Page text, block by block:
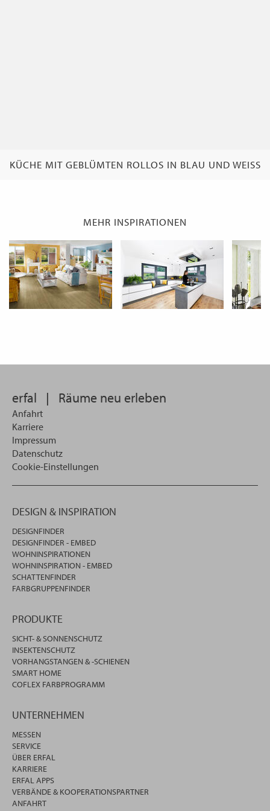
KÜCHE MIT GEBLÜMTEN ROLLOS IN BLAU UND WEISS
MEHR INSPIRATIONEN
erfal | Räume neu erleben
Anfahrt
Karriere
Impressum
Datenschutz
Cookie-Einstellungen
DESIGN & INSPIRATION
DESIGNFINDER
DESIGNFINDER - EMBED
WOHNINSPIRATIONEN
WOHNINSPIRATION - EMBED
SCHATTENFINDER
FARBGRUPPENFINDER
PRODUKTE
SICHT- & SONNENSCHUTZ
INSEKTENSCHUTZ
VORHANGSTANGEN & -SCHIENEN
SMART HOME
COFLEX FARBPROGRAMM
UNTERNEHMEN
MESSEN
SERVICE
ÜBER ERFAL
KARRIERE
ERFAL APPS
VERBÄNDE & KOOPERATIONSPARTNER
ANFAHRT